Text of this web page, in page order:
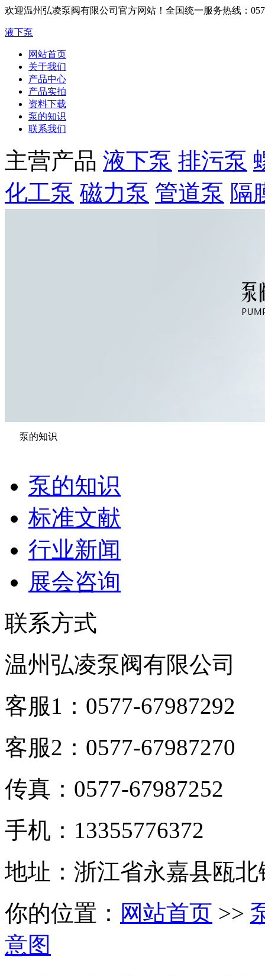
欢迎温州弘凌泵阀有限公司官方网站！ 全国统一服务热线：
液下泵
网站首页
关于我们
产品中心
产品实拍
资料下载
泵的知识
联系我们
主营产品 液下泵 排污泵
化工泵 磁力泵 管道泵 隔
泵的知识
泵的知识
标准文献
行业新闻
展会咨询
联系方式
温州弘凌泵阀有限公司
客服1：0577-67987292
客服2：0577-67987270
传真：0577-67987252
手机：13355776372
地址：浙江省永嘉县瓯
你的位置： 网站首页 >>
意图